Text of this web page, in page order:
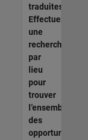
traduites.
Effectuez
une
recherche
par
lieu
pour
trouver
l’ensemble
des
opportunités